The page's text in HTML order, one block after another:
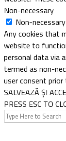
Non-necessary
Non-necessary
Any cookies that
website to
personal data via
termed as non-
user consent
SALVEAZĂ ȘI
PRESS ESC TO